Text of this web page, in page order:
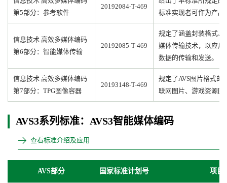
第5部分：参考软件
20192084-T-469
标准实现者可作为产品
信息技术 高效多媒体编码
第6部分：智能媒体传输
20192085-T-469
规定了涵盖封装格式
媒体传输技术，以应
数据的传输和发送。
信息技术 高效多媒体编码
第7部分：TPG图像容器
20193148-T-469
规定了AVS图片格式的
联网图片、游戏资源图
AVS3系列标准：AVS3智能媒体编码
查看标准介绍及应用
AVS部分 国家标准计划号 项目